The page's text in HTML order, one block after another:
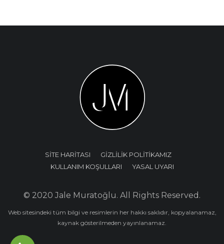
SİTE HARİTASI
GİZLİLİK POLİTİKAMIZ
KULLANIM KOŞULLARI
YASAL UYARI
© 2020 Jale Muratoğlu. All Rights Reserved.
Web sitesindeki tüm bilgi ve resimlerin her hakkı saklıdır, kopyalanamaz,
kaynak gösterilmeden yayınlanamaz.